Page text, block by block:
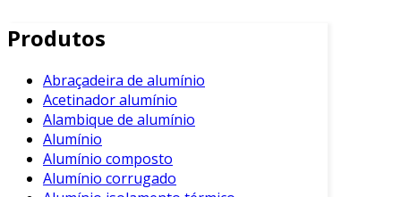
vantagens em comparação com outras opções,
incluem:
Leveza: O alumínio é significativamente
mais leve que o aço. Isso resulta em uma
redução no peso total do veículo,
melhorando a eficiência do combustível e
Produtos
Abraçadeira de alumínio
Acetinador alumínio
Alambique de alumínio
Alumínio
Alumínio composto
Alumínio corrugado